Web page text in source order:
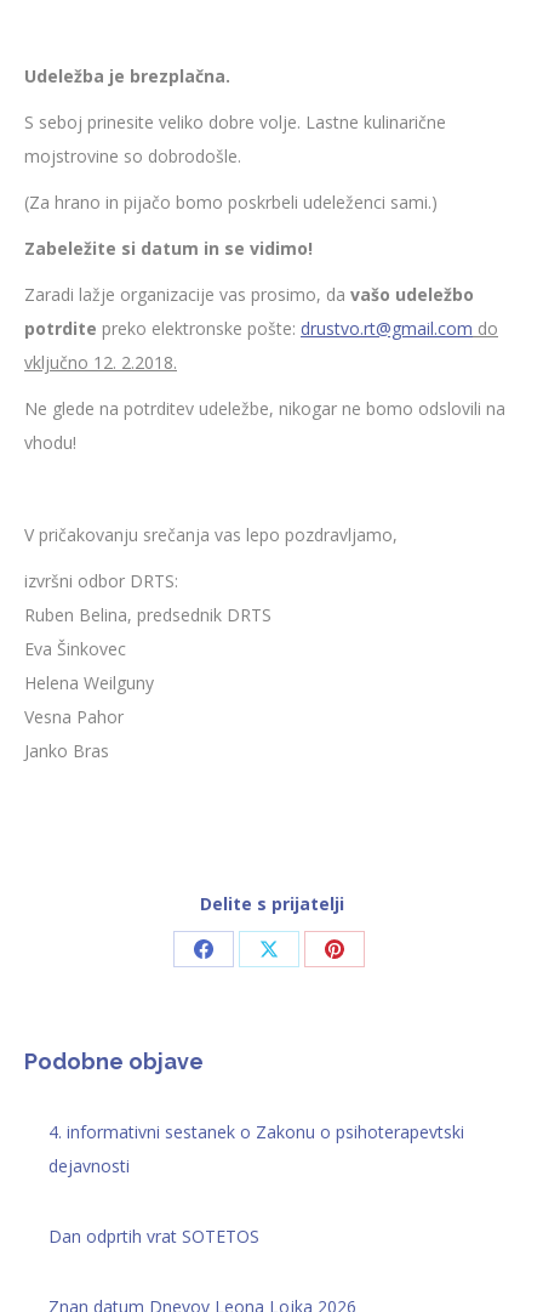
Udeležba je brezplačna.
S seboj prinesite veliko dobre volje. Lastne kulinarične
mojstrovine so dobrodošle.
(Za hrano in pijačo bomo poskrbeli udeleženci sami.)
Zabeležite si datum in se vidimo!
Zaradi lažje organizacije vas prosimo, da vašo udeležbo
potrdite preko elektronske pošte: drustvo.rt@gmail.com do
vključno 12. 2.2018.
Ne glede na potrditev udeležbe, nikogar ne bomo odslovili na
vhodu!
V pričakovanju srečanja vas lepo pozdravljamo,
izvršni odbor DRTS:
Ruben Belina, predsednik DRTS
Eva Šinkovec
Helena Weilguny
Vesna Pahor
Janko Bras
Delite s prijatelji
Share Share Share
Podobne objave
4. informativni sestanek o Zakonu o psihoterapevtski
dejavnosti
Dan odprtih vrat SOTETOS
Znan datum Dnevov Leona Lojka 2026